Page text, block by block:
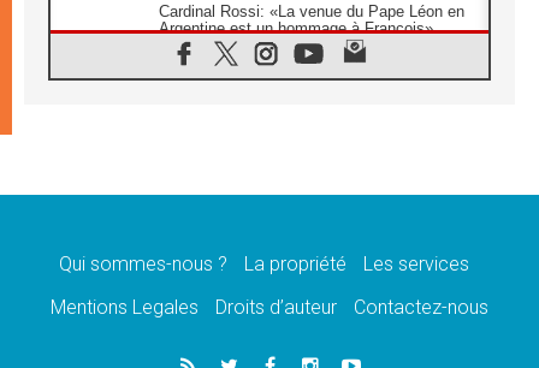
Cardinal Rossi: «La venue du Pape Léon en
Argentine est un hommage à François»
07.08.2026
Hiroshima et Nagasaki, 81 ans après,
pour relever les «défis urgents»
À Sainte-Marie-Majeure, la grâce de Dieu
06.08.2026
Qui sommes-nous ? La propriété
Les services
Mentions Legales
Droits d’auteur Contactez-nous